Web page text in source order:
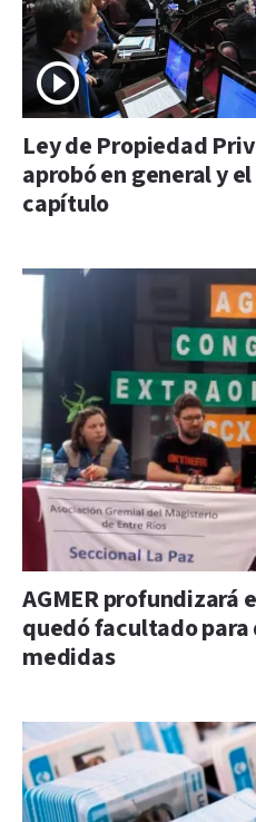
Ley de Propiedad
aprobó en general y
capítulo
AGMER profundizará
quedó facultado
medidas